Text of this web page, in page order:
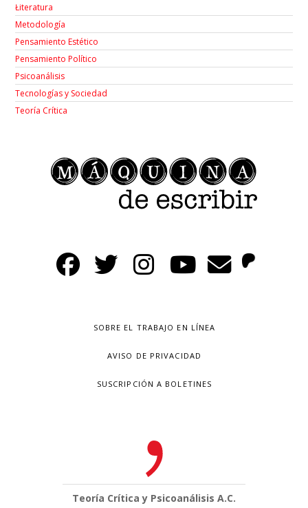
Łiteratura
Metodología
Pensamiento Estético
Pensamiento Político
Psicoanálisis
Tecnologías y Sociedad
Teoría Crítica
SOBRE EL TRABAJO EN LÍNEA
AVISO DE PRIVACIDAD
SUSCRIPCIÓN A BOLETINES
Teoría Crítica y Psicoanálisis A.C.